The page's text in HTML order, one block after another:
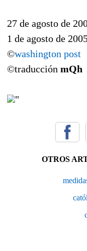
27 de agosto de
1 de agosto de
©washington post
©traducción mQh
"
OTROS